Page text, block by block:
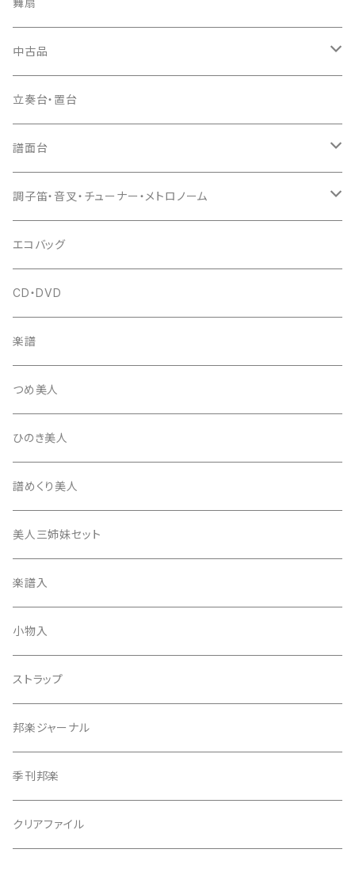
爪入
爪駒入
猫足入
爪ばさみ
箏柱
柱入
平柱入
三角柱入
琴台
13絃用琴台（低）
13絃用琴台（高）
桐柱箱
消音フェルト
胴掛
根緒
糸
(丸三) 寿糸
はつね糸
駒
地唄駒
長唄駒
糸駒入
爪駒入
撥入
一丁撥入
三角撥入（ファスナー式）
撥
長唄・民謡撥
地唄撥
撥さや
撥滑り止めゴム
ひざゴム・胴ゴム・おひざもと
天神袋
天神巾着
指すり
つぼシール
撥皮・撥皮のり
胴板
つゆ切り
お祭り用７穴
太鼓撥
手拍子（チャンチャン）
当り鉦
シュモク（当り鉦バチ）
舞扇
中古品
箏（本体）
三味線（本体）
立奏台・置台
譜面台
座奏用譜面台
立奏用譜面台
調子笛・音叉・チューナー・メトロノーム
調子笛・音叉
チューナー・メトロノーム
エコバッグ
CD・DVD
楽譜
つめ美人
ひのき美人
譜めくり美人
美人三姉妹セット
楽譜入
小物入
ストラップ
邦楽ジャーナル
季刊邦楽
クリアファイル